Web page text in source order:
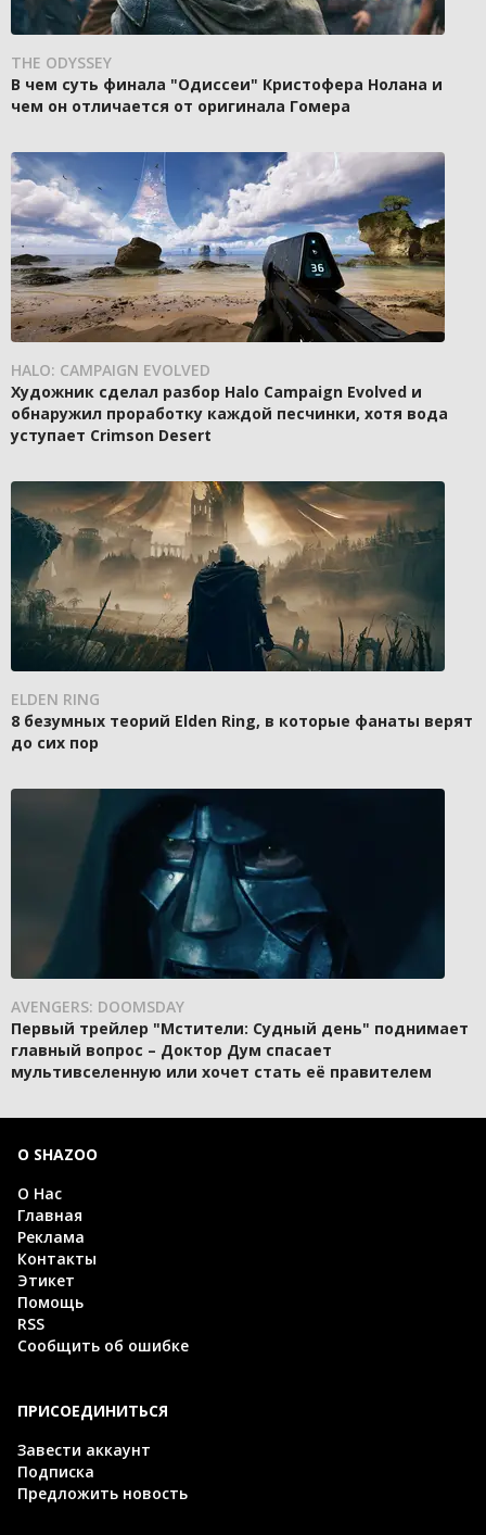
THE ODYSSEY
В чем суть финала "Одиссеи" Кристофера Нолана и
чем он отличается от оригинала Гомера
HALO: CAMPAIGN EVOLVED
Художник сделал разбор Halo Campaign Evolved и
обнаружил проработку каждой песчинки, хотя вода
уступает Crimson Desert
ELDEN RING
8 безумных теорий Elden Ring, в которые фанаты верят
до сих пор
AVENGERS: DOOMSDAY
Первый трейлер "Мстители: Судный день" поднимает
главный вопрос – Доктор Дум спасает
мультивселенную или хочет стать её правителем
О SHAZOO
О Нас
Главная
Реклама
Контакты
Этикет
Помощь
RSS
Сообщить об ошибке
ПРИСОЕДИНИТЬСЯ
Завести аккаунт
Подписка
Предложить новость